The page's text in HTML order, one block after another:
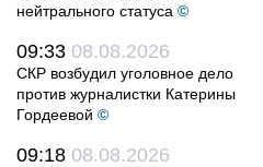
нейтрального статуса ©
09:33 08.08.2026
СКР возбудил уголовное дело
против журналистки Катерины
Гордеевой ©
09:18 08.08.2026